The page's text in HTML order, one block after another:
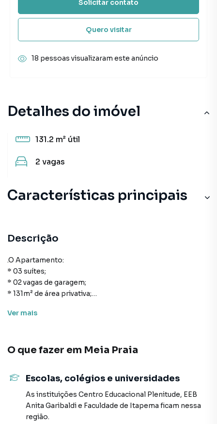
Detalhes do imóvel
131.2 m² útil
2 vagas
Características principais
Descrição
.O Apartamento:
* 03 suítes;
* 02 vagas de garagem;
* 131m² de área privativa;
* Sacada com churrasqueira;
* Sala de estar;
O Empreendimento / área de lazer:
* Piscina adulto;
* Piscina infantil;
* Academia;
Ver mais
O que fazer em Meia Praia
Escolas, colégios e universidades
As instituições Centro Educacional Plenitude, EEB
Anita Garibaldie Faculdade de Itapema ficam nessa
região.
Solicitar contato
Quero visitar
18 pessoas visualizaram este anúncio